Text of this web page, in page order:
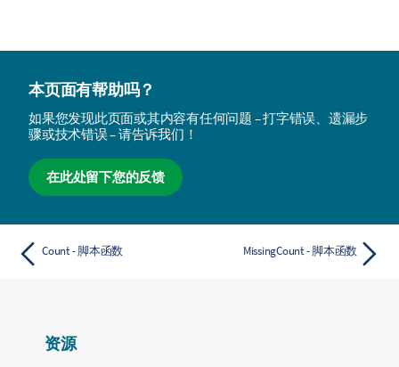
本页面有帮助吗？
如果您发现此页面或其内容有任何问题 – 打字错误、遗漏步
骤或技术错误 – 请告诉我们！
在此处留下您的反馈
Count - 脚本函数 MissingCount - 脚本函数
资源